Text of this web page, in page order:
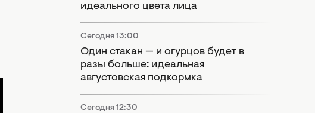
идеального цвета лица
Сегодня 13:00
Один стакан — и огурцов будет в
разы больше: идеальная
августовская подкормка
Сегодня 12:30